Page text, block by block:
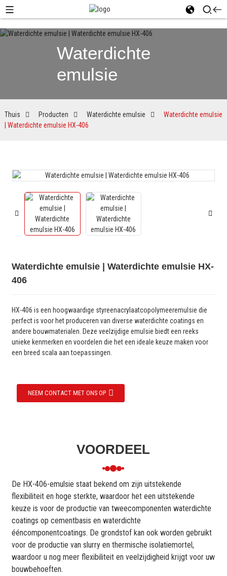
Waterdichte
emulsie
Thuis Producten Waterdichte emulsie
Waterdichte emulsie
| Waterdichte emulsie HX-406
Waterdichte emulsie | Waterdichte emulsie HX-
406
HX-406 is een hoogwaardige styreenacrylaatcopolymeeremulsie die
perfect is voor het produceren van diverse waterdichte coatings en
andere bouwmaterialen. Deze veelzijdige emulsie biedt een reeks
unieke kenmerken en voordelen die het een ideale keuze maken voor
een breed scala aan toepassingen.
NEEM CONTACT MET ONS OP
VOORDEEL
De HX-406-emulsie staat bekend om zijn uitstekende
flexibiliteit en hoge sterkte, waardoor het een uitstekende
keuze is voor de productie van tweecomponenten waterdichte
coatings op cementbasis en waterdichte
ééncomponentcoatings. De grondstof kan ook worden gebruikt
voor de productie van slurry en thermische isolatiemortel,
waardoor u nog meer flexibiliteit en veelzijdigheid krijgt voor uw
bouwbehoeften.